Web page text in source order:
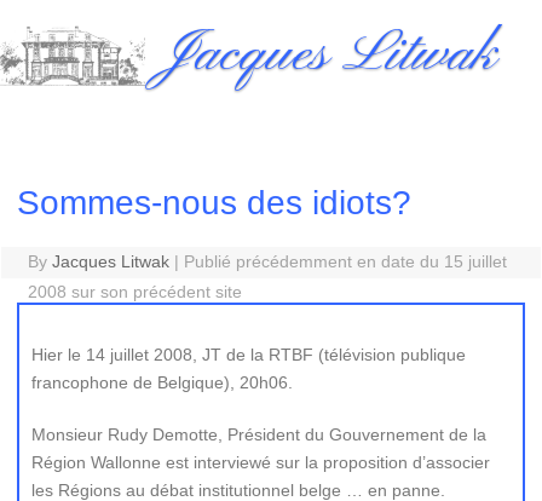
to
content
Jacques Litwak
Sommes-nous des idiots?
By Jacques Litwak | Publié précédemment en date du 15 juillet
2008 sur son précédent site
Hier le 14 juillet 2008, JT de la RTBF (télévision publique
francophone de Belgique), 20h06.
Monsieur Rudy Demotte, Président du Gouvernement de la
Région Wallonne est interviewé sur la proposition d’associer
les Régions au débat institutionnel belge … en panne.